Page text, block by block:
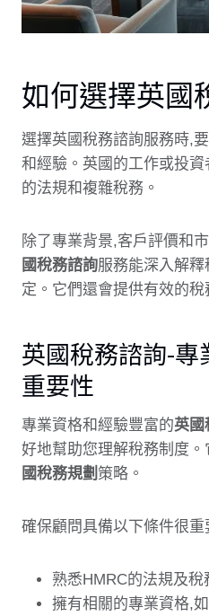
如何選擇英國
選擇英國稅務諮詢服務時,
和經驗。英國的工作或投
的法規和複雜稅務。
除了專業背景,客戶評價和
國稅務諮詢服務能深入解
定。它們還會提供有效的稅
英國稅務諮詢-專
重要性
專業資格和經驗豐富的英國
好地幫助您理解稅務制度
國稅務規劃 策略。
確保顧問具備以下條件很重
熟悉HMRC的法規及稅
擁有相關的專業資格,